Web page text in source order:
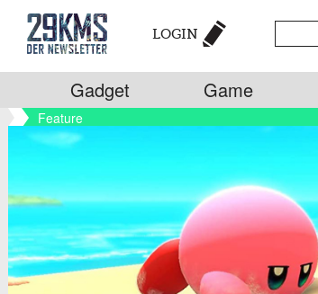
LOGIN
Gadget Game
Feature